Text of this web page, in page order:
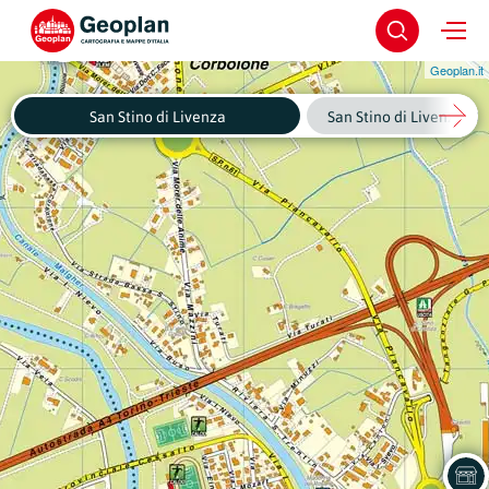
Geoplan.it
San Stino di Livenza San Stino di Livenza -